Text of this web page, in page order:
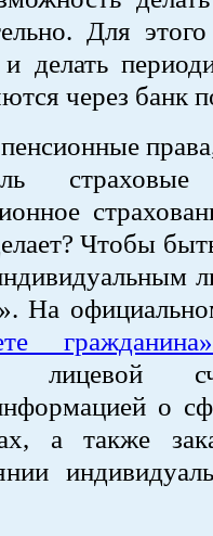
Для
делать
через банк
Чтобы
На
гражданина»
лицевой
о
а также